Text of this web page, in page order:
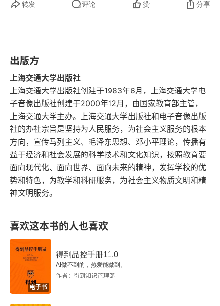
转发 评论 赞 分享
出版方
上海交通大学出版社
上海交通大学出版社创建于1983年6月，上海交通大学电
子音像出版社创建于2000年12月，由国家教育部主管，
上海交通大学主办。上海交通大学出版社和电子音像出版
社的办社宗旨是坚持为人民服务，为社会主义服务的根本
方向，宣传马列主义、毛泽东思想、邓小平理论，传播有
益于经济和社会发展的科学技术和文化知识，按照教育要
面向现代化、面向世界、面向未来的精神，发挥学校的优
势和特色，为教学和科研服务，为社会主义物质文明和精
神文明服务。
喜欢这本书的人也喜欢
电子书
得到品控手册11.0
AI做不到的，热爱能做到。
作者：得到知识管理部